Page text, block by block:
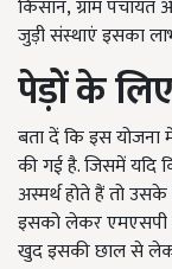
किसान,ग्राम पंचायत
जुड़ी संस्थाएं इसका
पेड़ों के
बता दें कि इस योजना
की गई है. जिसमें यदि
अस्मर्थ होते हैं तो
इसको लेकर एमएसपी
खुद इसकी छाल से